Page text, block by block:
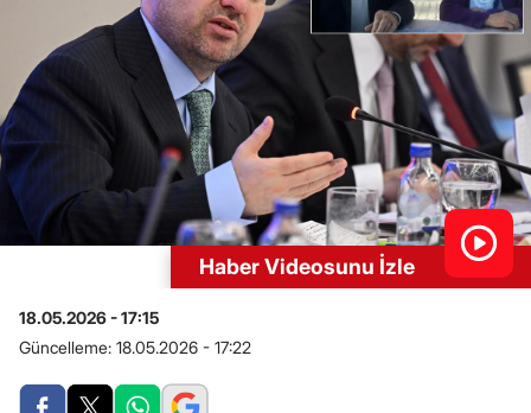
Haber Videosunu İzle
18.05.2026 - 17:15
Güncelleme: 18.05.2026 - 17:22